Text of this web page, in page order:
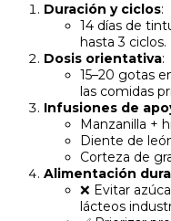
Duración y ciclos:
14 días de
hasta 3 ciclos.
Dosis orientativa:
15–20 gotas
las comidas
Infusiones de
Manzanilla +
Diente de
Corteza de
Alimentación
❌ Evitar
lácteos